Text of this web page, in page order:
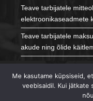
Teave tarbijatele
elektroonikaseadmete
Teave tarbijatele
akude ning õlide
JÄLGI MEID
Me kasutame küpsiseid,
veebisaidil. Kui jätkate